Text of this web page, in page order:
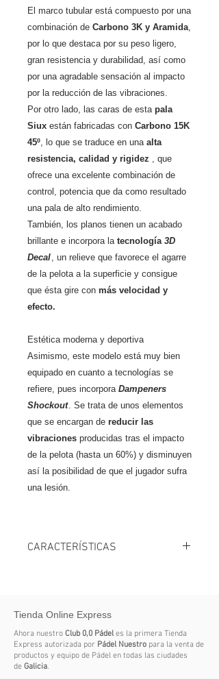
El marco tubular está compuesto por una
combinación de Carbono 3K y Aramida,
por lo que destaca por su peso ligero,
gran resistencia y durabilidad, así como
por una agradable sensación al impacto
por la reducción de las vibraciones.
Por otro lado, las caras de esta pala
Siux están fabricadas con Carbono 15K
45º, lo que se traduce en una alta
resistencia, calidad y rigidez , que
ofrece una excelente combinación de
control, potencia que da como resultado
una pala de alto rendimiento.
También, los planos tienen un acabado
brillante e incorpora la tecnología 3D
Decal, un relieve que favorece el agarre
de la pelota a la superficie y consigue
que ésta gire con más velocidad y
efecto.
Estética moderna y deportiva
Asimismo, este modelo está muy bien
equipado en cuanto a tecnologías se
refiere, pues incorpora Dampeners
Shockout. Se trata de unos elementos
que se encargan de reducir las
vibraciones producidas tras el impacto
de la pelota (hasta un 60%) y disminuyen
así la posibilidad de que el jugador sufra
una lesión.
CARACTERÍSTICAS
Balance Medio
Núcleo Eva
Cara Carbono 15k
Formato Normal
Tienda Online Express
Ahora nuestro Club 0,0 Pádel es la primera Tienda
Express autorizada por Pádel Nuestro para la venta de
productos y equipo de Pádel en todas las ciudades
de Galicia.